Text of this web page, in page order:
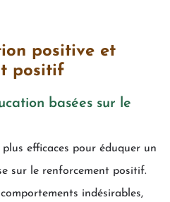
positive et
positif
basées sur le
plus efficaces pour éduquer un
sur le renforcement positif.
indésirables,